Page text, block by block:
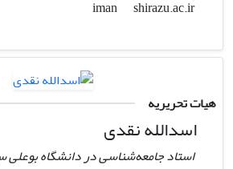
iman
shirazu.ac.ir
هیات تحریریه
اسدالله نقدی
استاد جامعه‌شناسی در دانشگاه بوعلی